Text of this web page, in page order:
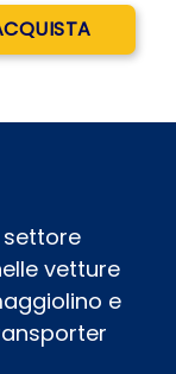
vetture
e